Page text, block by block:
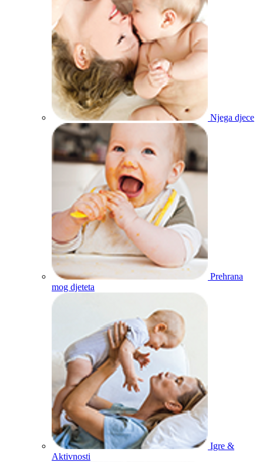
Njega djece
Prehrana
mog djeteta
Igre &
Aktivnosti